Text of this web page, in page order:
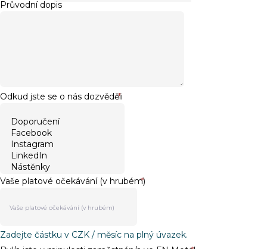
Průvodní dopis
Odkud jste se o nás dozvěděli
*
Vaše platové očekávání (v hrubém)
*
Zadejte částku v CZK / měsíc na plný úvazek.